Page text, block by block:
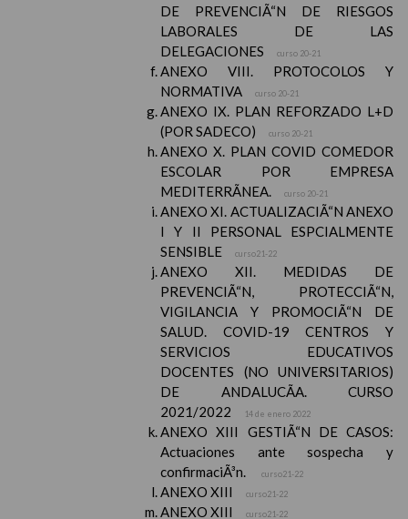
DE PREVENCIÃ“N DE RIESGOS
LABORALES DE LAS
DELEGACIONES
curso 20-21
ANEXO VIII. PROTOCOLOS Y
NORMATIVA
curso 20-21
ANEXO IX. PLAN REFORZADO L+D
(POR SADECO)
curso 20-21
ANEXO X. PLAN COVID COMEDOR
ESCOLAR POR EMPRESA
MEDITERRÃNEA.
curso 20-21
ANEXO XI. ACTUALIZACIÃ“N ANEXO
I Y II PERSONAL ESPCIALMENTE
SENSIBLE
curso21-22
ANEXO XII. MEDIDAS DE
PREVENCIÃ“N, PROTECCIÃ“N,
VIGILANCIA Y PROMOCIÃ“N DE
SALUD. COVID-19 CENTROS Y
SERVICIOS EDUCATIVOS
DOCENTES (NO UNIVERSITARIOS)
DE ANDALUCÃA. CURSO
2021/2022
14 de enero 2022
ANEXO XIII GESTIÃ“N DE CASOS:
Actuaciones ante sospecha y
confirmaciÃ³n.
curso21-22
ANEXO XIII curso21-22
ANEXO XIII curso21-22